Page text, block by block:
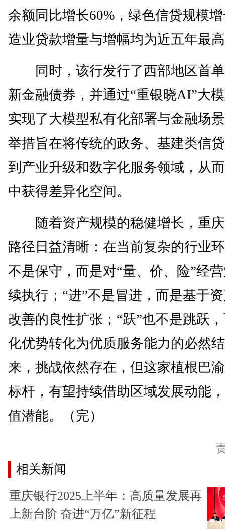
余额同比增长60%，绿色信贷规模
造业贷款增量与增幅均为近五年最
同时，该行发行了西部地区首单
新金融债券，并通过“重银晓AI”大
实现了大模型私有化部署与金融场
举措旨在将传统的政务、基建类信
到产业升级和数字化服务领域，从
中获得差异化空间。
随着资产规模的稳健增长，重庆
路径日益清晰：在当前复杂的行业
不是保守，而是对“量、价、险”经
续执行；“进”不是冒进，而是基于
改善的良性扩张；“跃”也不是跳跃
化优势转化为优质服务能力的必然
来，挑战依然存在，但这家植根巴
标杆，有望持续借助区域发展动能
值潜能。（完）
相关新闻
重庆银行2025上半年：高质量发展再
上新台阶 奋进“万亿”新征程